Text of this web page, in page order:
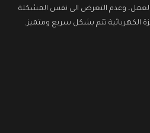
العمل، وعدم التعرض الى نفس المشكلة
الكهربائية تتم بشكل سريع ومتميز.